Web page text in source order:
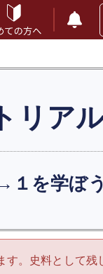
リア
１を学ぼ
す。史料として残